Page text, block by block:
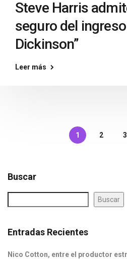
Steve Harris
seguro del
Dickinson”
Leer más
1 2 3
Buscar
Buscar
Entradas Recientes
Nico Cotton, entre el productor